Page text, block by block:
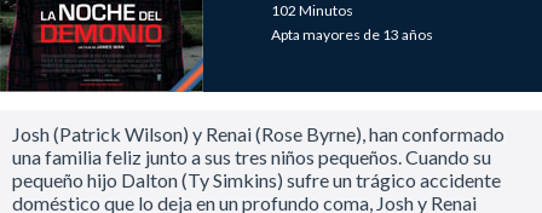
102 Minutos
Apta mayores de 13 años
Josh (Patrick Wilson) y Renai (Rose Byrne), han conformado
una familia feliz junto a sus tres niños pequeños. Cuando su
pequeño hijo Dalton (Ty Simkins) sufre un trágico accidente
doméstico que lo deja en un profundo coma, Josh y Renai